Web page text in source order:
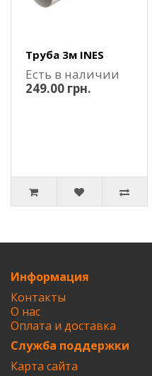
Труба 3м INES
Есть в наличии
249.00 грн.
Информация
Контакты
О нас
Оплата и доставка
Служба поддержки
Карта сайта